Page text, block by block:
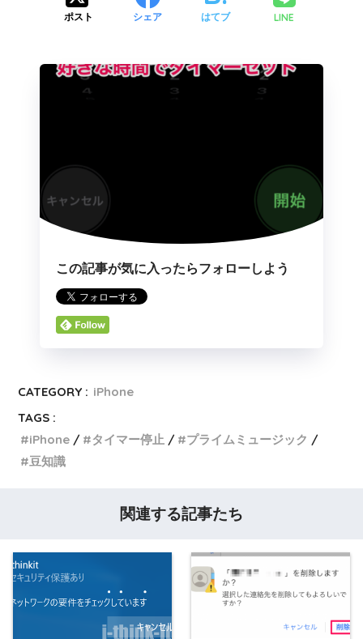
ポスト シェア はてブ LINE
この記事が気に入ったらフォローしよう
CATEGORY : iPhone
TAGS :
iPhone
タイマー停止
プライムミュージック
豆知識
関連する記事たち